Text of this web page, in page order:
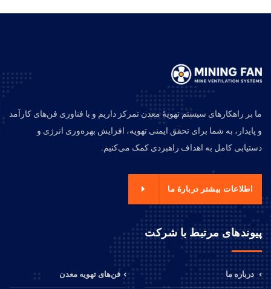
ما بر راهکارهای سیستم تهویهٔ معدن تمرکز داریم و با فناوری فن‌های کارآمد
و پایدار، به شما برای تحقق ایمنی تهویه، افزایش بهره‌وری انرژی و
دستیابی کامل به اهداف راهبردی کمک می‌کنیم.
اطلاعات بیشتر دربارهٔ ما
پیوندهای مرتبط با شرکت
درباره ما فن‌های تهویه معدن